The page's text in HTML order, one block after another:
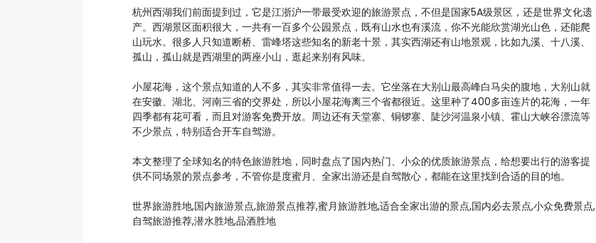
杭州西湖我们前面提到过，它是江浙沪一带最受欢迎的旅游景点，不但是国家5A级景区，还是世界文化遗
产。西湖景区面积很大，一共有一百多个公园景点，既有山水也有溪流，你不光能欣赏湖光山色，还能爬
山玩水。很多人只知道断桥、雷峰塔这些知名的新老十景，其实西湖还有山地景观，比如九溪、十八溪、
孤山，孤山就是西湖里的两座小山，逛起来别有风味。
小屋花海，这个景点知道的人不多，其实非常值得一去。它坐落在大别山最高峰白马尖的腹地，大别山就
在安徽、湖北、河南三省的交界处，所以小屋花海离三个省都很近。这里种了400多亩连片的花海，一年
四季都有花可看，而且对游客免费开放。周边还有天堂寨、铜锣寨、陡沙河温泉小镇、霍山大峡谷漂流等
不少景点，特别适合开车自驾游。
本文整理了全球知名的特色旅游胜地，同时盘点了国内热门、小众的优质旅游景点，给想要出行的游客提
供不同场景的景点参考，不管你是度蜜月、全家出游还是自驾散心，都能在这里找到合适的目的地。
世界旅游胜地,国内旅游景点,旅游景点推荐,蜜月旅游胜地,适合全家出游的景点,国内必去景点,小众免费景点,
自驾旅游推荐,潜水胜地,品酒胜地